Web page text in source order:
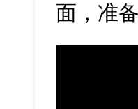
面，准